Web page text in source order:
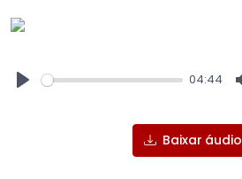
04:44
Baixar áudio